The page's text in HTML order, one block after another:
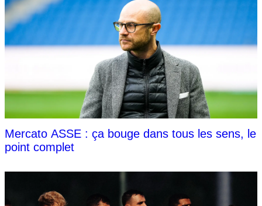
Mercato ASSE : ça bouge dans tous les sens, le
point complet